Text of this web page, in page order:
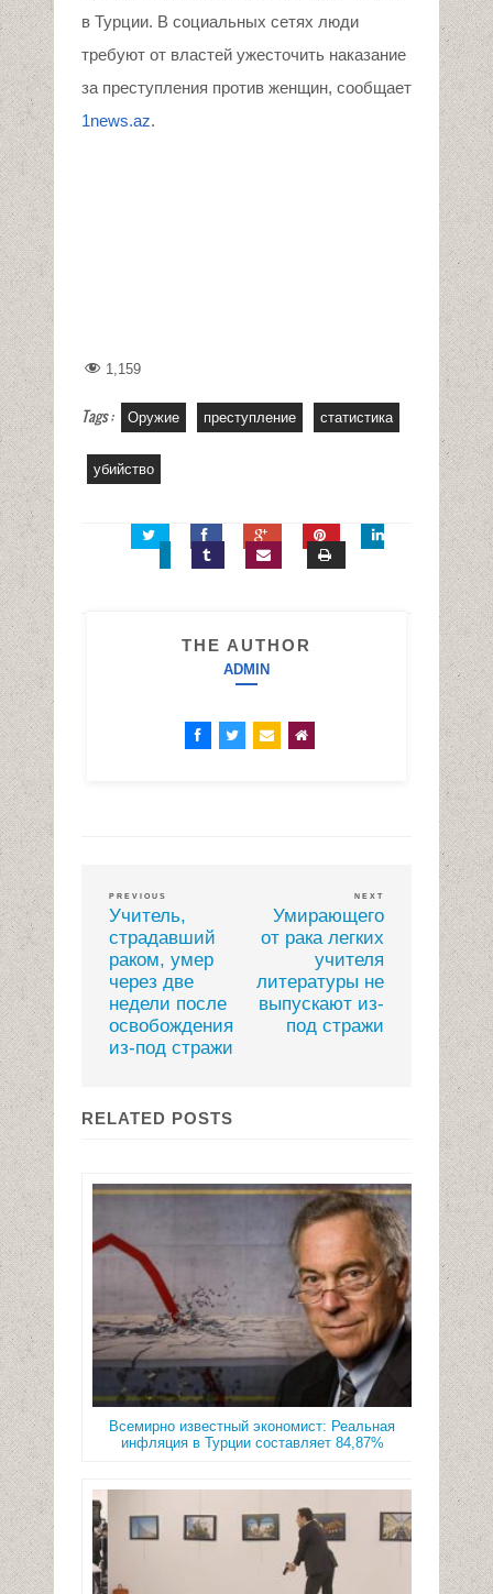
в Турции. В социальных сетях люди
требуют от властей ужесточить наказание
за преступления против женщин, сообщает
1news.az.
1,159
Tags : Оружие преступление статистика
убийство
THE AUTHOR
ADMIN
PREVIOUS
Учитель,
страдавший
раком, умер
через две
недели после
освобождения
из-под стражи
NEXT
Умирающего
от рака легких
учителя
литературы не
выпускают из-
под стражи
RELATED POSTS
Всемирно известный экономист: Реальная
инфляция в Турции составляет 84,87%